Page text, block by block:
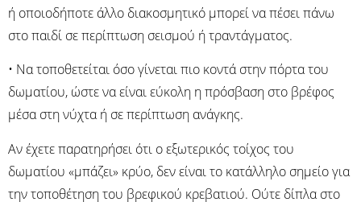
ή οποιοδήποτε άλλο διακοσμητικό μπορεί να πέσει πάνω
στο παιδί σε περίπτωση σεισμού ή τραντάγματος.
• Να τοποθετείται όσο γίνεται πιο κοντά στην πόρτα του
δωματίου, ώστε να είναι εύκολη η πρόσβαση στο βρέφος
μέσα στη νύχτα ή σε περίπτωση ανάγκης.
Αν έχετε παρατηρήσει ότι ο εξωτερικός τοίχος του
δωματίου «μπάζει» κρύο, δεν είναι το κατάλληλο σημείο για
την τοποθέτηση του βρεφικού κρεβατιού. Ούτε δίπλα στο